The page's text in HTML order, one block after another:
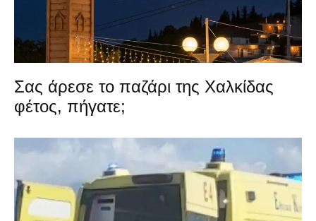
Σας άρεσε το παζάρι της Χαλκίδας
φέτος, πήγατε;